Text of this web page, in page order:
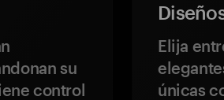
su
control
Elija
únicas